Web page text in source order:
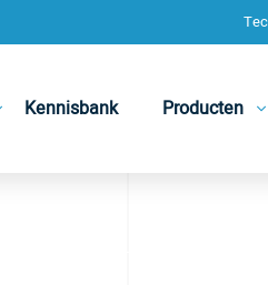
Kennisbank Producten